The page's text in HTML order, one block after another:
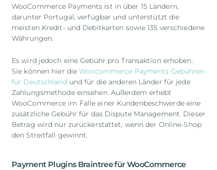
WooCommerce Payments ist in über 15 Ländern,
darunter Portugal, verfügbar und unterstützt die
meisten Kredit- und Debitkarten sowie 135 verschiedene
Währungen.
Es wird jedoch eine Gebühr pro Transaktion erhoben.
Sie können hier dieWoocommerce Payments Gebühren
für Deutschland und für die anderen Länder für jede
Zahlungsmethode einsehen. Außerdem erhebt
WooCommerce im Falle einer Kundenbeschwerde eine
zusätzliche Gebühr für das Dispute Management. Dieser
Betrag wird nur zurückerstattet, wenn der Online-Shop
den Streitfall gewinnt.
Payment Plugins Braintree für WooCommerce